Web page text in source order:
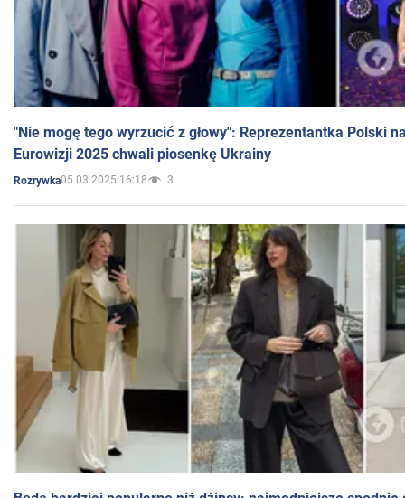
"Nie mogę tego wyrzucić z głowy": Reprezentantka Polski
Eurowizji 2025 chwali piosenkę Ukrainy
Rozrywka05.03.2025 16:18 3